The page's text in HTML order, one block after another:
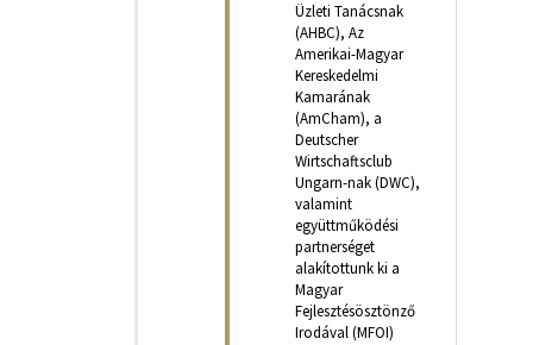
Üzleti Tanácsnak
(AHBC), Az
Amerikai-Magyar
Kereskedelmi
Kamarának
(AmCham), a
Deutscher
Wirtschaftsclub
Ungarn-nak (DWC),
valamint
együttműködési
partnerséget
alakítottunk ki a
Magyar
Fejlesztésösztönző
Irodával (MFOI)